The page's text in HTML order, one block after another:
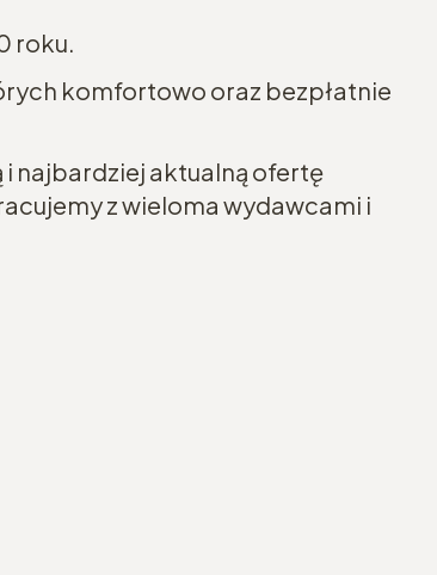
roku.
komfortowo oraz bezpłatnie
najbardziej aktualną ofertę
z wieloma wydawcami i